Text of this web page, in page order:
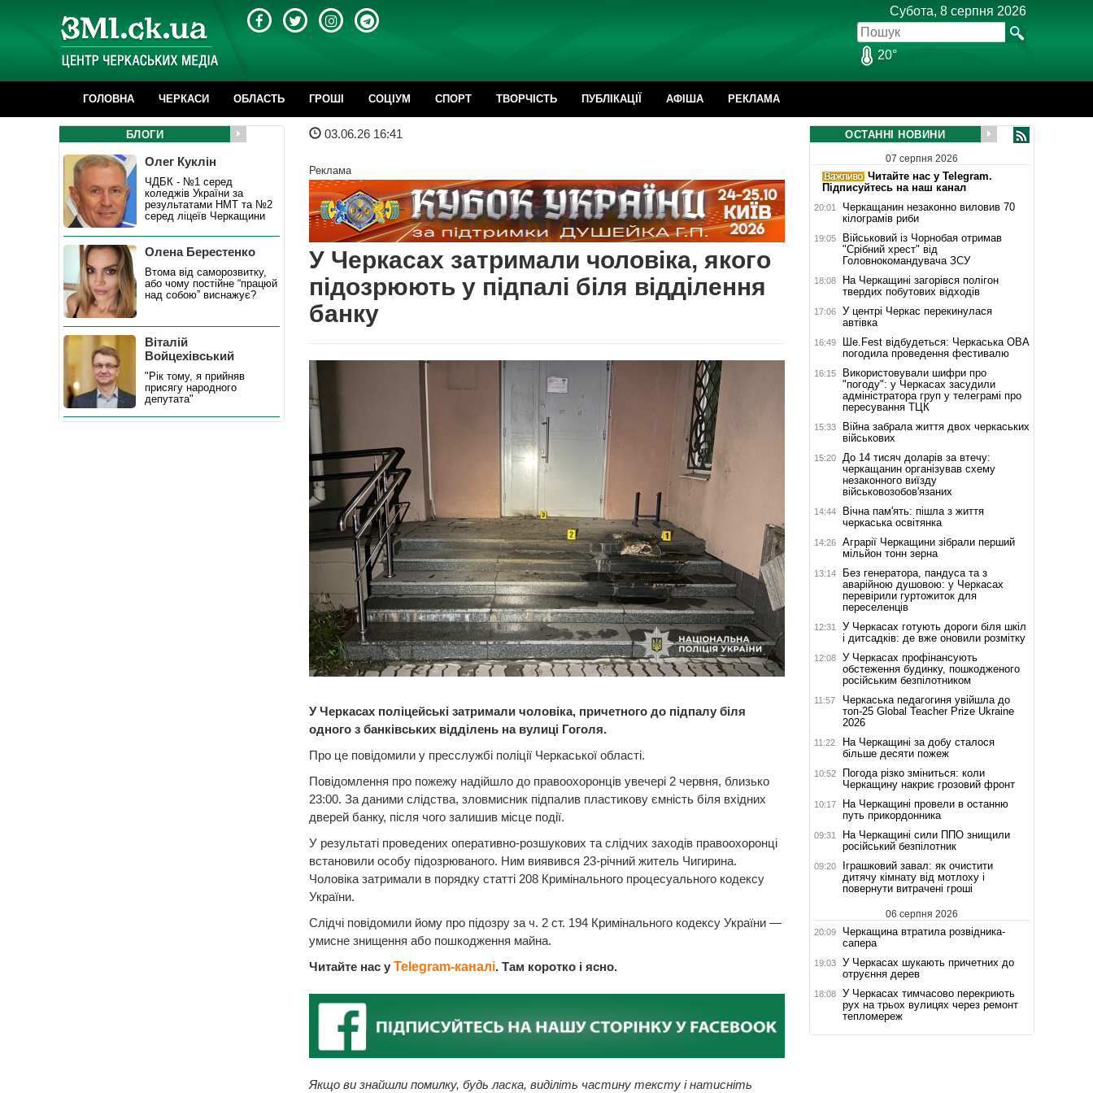
Субота, 8 серпня 2026
20°
ГОЛОВНА ЧЕРКАСИ ОБЛАСТЬ ГРОШІ CОЦІУМ СПОРТ ТВОРЧІСТЬ ПУБЛІКАЦІЇ АФІША РЕКЛАМА
03.06.26 16:41
Реклама
У Черкасах затримали чоловіка, якого
підозрюють у підпалі біля відділення
банку
У Черкасах поліцейські затримали чоловіка, причетного до підпалу біля
одного з банківських відділень на вулиці Гоголя.
Про це повідомили у преccлужбі поліції Черкаської області.
Повідомлення про пожежу надійшло до правоохоронців увечері 2 червня, близько
23:00. За даними слідства, зловмисник підпалив пластикову ємність біля вхідних
дверей банку, після чого залишив місце події.
У результаті проведених оперативно-розшукових та слідчих заходів правоохоронці
встановили особу підозрюваного. Ним виявився 23-річний житель Чигирина.
Чоловіка затримали в порядку статті 208 Кримінального процесуального кодексу
України.
Слідчі повідомили йому про підозру за ч. 2 ст. 194 Кримінального кодексу України —
умисне знищення або пошкодження майна.
Читайте нас у Telegram-каналі. Там коротко і ясно.
Якщо ви знайшли помилку, будь ласка, виділіть частину тексту і натисніть
БЛОГИ
Олег Куклін
ЧДБК - №1 серед
коледжів України за
результатами НМТ та №2
серед ліцеїв Черкащини
Олена Берестенко
Втома від саморозвитку,
або чому постійне “працюй
над собою” виснажує?
Віталій
Войцехівський
"Рік тому, я прийняв
присягу народного
депутата"
ОСТАННІ НОВИНИ
07 серпня 2026
Читайте нас у Telegram.
Підписуйтесь на наш канал
20:01
Черкащанин незаконно виловив 70
кілограмів риби
19:05
Військовий із Чорнобая отримав
"Срібний хрест" від
Головнокомандувача ЗСУ
18:08
На Черкащині загорівся полігон
твердих побутових відходів
17:06
У центрі Черкас перекинулася
автівка
16:49
Ше.Fest відбудеться: Черкаська ОВА
погодила проведення фестивалю
16:15
Використовували шифри про
"погоду": у Черкасах засудили
адміністратора груп у телеграмі про
пересування ТЦК
15:33
Війна забрала життя двох черкаських
військових
15:20
До 14 тисяч доларів за втечу:
черкащанин організував схему
незаконного виїзду
військовозобов'язаних
14:44
Вічна пам'ять: пішла з життя
черкаська освітянка
14:26
Аграрії Черкащини зібрали перший
мільйон тонн зерна
13:14
Без генератора, пандуса та з
аварійною душовою: у Черкасах
перевірили гуртожиток для
переселенців
12:31
У Черкасах готують дороги біля шкіл
і дитсадків: де вже оновили розмітку
12:08
У Черкасах профінансують
обстеження будинку, пошкодженого
російським безпілотником
11:57
Черкаська педагогиня увійшла до
топ-25 Global Teacher Prize Ukraine
2026
11:22
На Черкащині за добу сталося
більше десяти пожеж
10:52
Погода різко зміниться: коли
Черкащину накриє грозовий фронт
10:17
На Черкащині провели в останню
путь прикордонника
09:31
На Черкащині сили ППО знищили
російський безпілотник
09:20
Іграшковий завал: як очистити
дитячу кімнату від мотлоху і
повернути витрачені гроші
06 серпня 2026
20:09
Черкащина втратила розвідника-
сапера
19:03
У Черкасах шукають причетних до
отруєння дерев
18:08
У Черкасах тимчасово перекриють
рух на трьох вулицях через ремонт
тепломереж